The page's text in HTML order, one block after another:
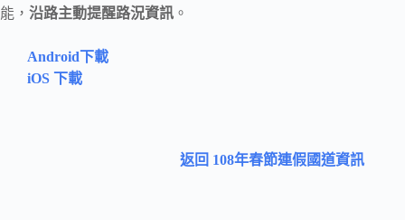
能， 沿路主動提醒路況資訊 。
Android下載
iOS 下載
返回 108年春節連假國道資訊